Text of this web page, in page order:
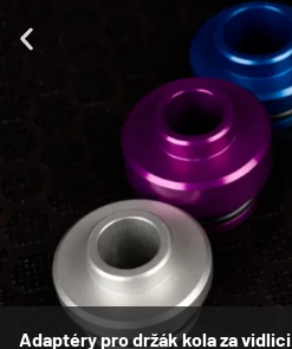
Adaptéry pro držák kola za vidlici